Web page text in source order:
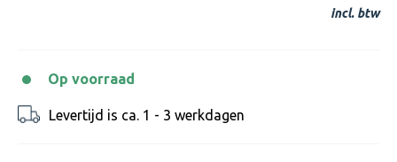
incl. btw
Op voorraad
Levertijd is ca. 1 - 3 werkdagen